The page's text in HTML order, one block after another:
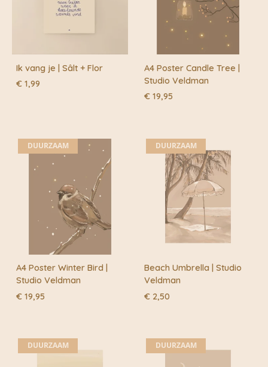
Ik vang je | Sâlt + Flor
€ 1,99
A4 Poster Candle Tree |
Studio Veldman
€ 19,95
DUURZAAM
A4 Poster Winter Bird |
Studio Veldman
€ 19,95
DUURZAAM
Beach Umbrella | Studio
Veldman
€ 2,50
DUURZAAM DUURZAAM